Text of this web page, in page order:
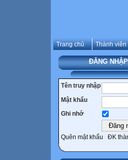
Trang chủ Thành viên
ĐĂNG NHẬP
Tên truy nhập
Mật khẩu
Ghi nhớ
Quên mật khẩu ĐK